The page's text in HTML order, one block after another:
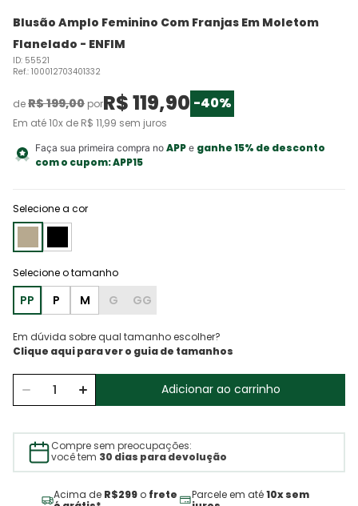
Blusão Amplo Feminino Com Franjas Em Moletom
Flanelado - ENFIM
ID: 55521
Ref.: 100012703401332
deR$199,00 porR$119,90 -40%
Em até10x de R$ 11,99 sem juros
Faça sua primeira compra no APPe ganhe 15% de desconto
com o cupom:APP15
Selecione a cor
PP P M G GG
Em dúvida sobre qual tamanho escolher?
Adicionar ao carrinho
Compre sem preocupações:
você tem 30 dias para devolução
Acima de R$299 o frete
Parcele em até10x sem